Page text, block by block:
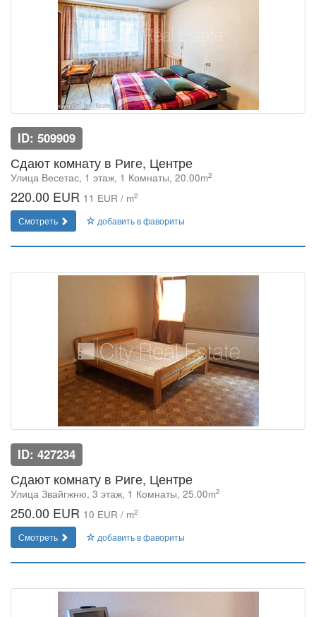
ID: 509909
Сдают комнату в Риге, Центре
Улица Весетас, 1 этаж, 1 Комнаты, 20.00m2
220.00 EUR 11 EUR / m2
Смотреть добавить в фавориты
ID: 427234
Сдают комнату в Риге, Центре
Улица Звайгжню, 3 этаж, 1 Комнаты, 25.00m2
250.00 EUR 10 EUR / m2
Смотреть добавить в фавориты